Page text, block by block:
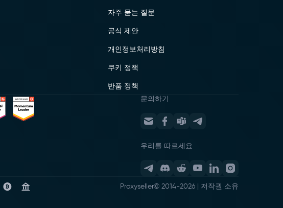
자주 묻는 질문
공식 제안
개인정보처리방침
쿠키 정책
반품 정책
문의하기
우리를 따르세요
Proxyseller© 2014-2026 저작권 소유